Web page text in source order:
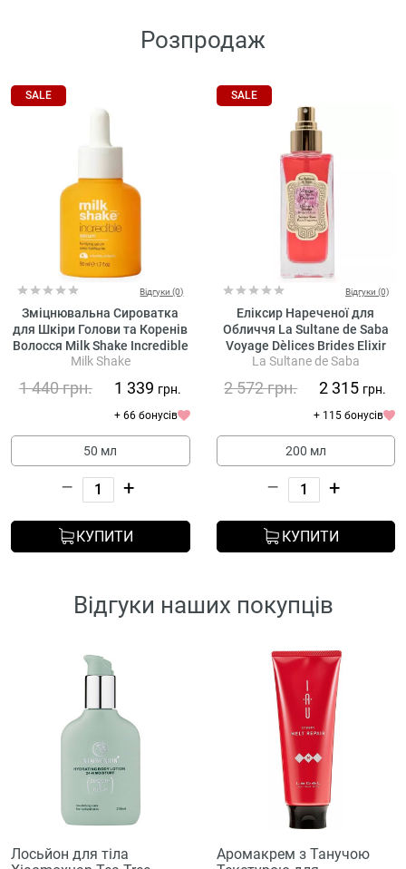
Розпродаж
SALE
Відгуки (0)
Зміцнювальна Сироватка
для Шкіри Голови та Коренів
Волосся Milk Shake Incredible
Fortifying Serum
Milk Shake
1 440грн. 1 339 грн.
+ 66 бонусів
50 мл
– +
КУПИТИ
SALE
Відгуки (0)
Еліксир Нареченої для
Обличчя La Sultane de Saba
Voyage Dèlices Brides Elixir
Rose Fragrance
La Sultane de Saba
2 572грн. 2 315 грн.
+ 115 бонусів
200 мл
– +
КУПИТИ
Відгуки наших покупців
Лосьйон для тіла
Аромакрем з Танучою